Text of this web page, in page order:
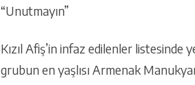
“Unutmayın”
Kızıl Afiş’in infaz edilenler
grubun en yaşlısı Armenak